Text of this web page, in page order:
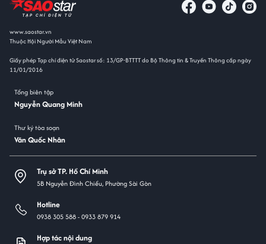
www.saostar.vn
Thuộc Hội Người Mẫu Việt Nam
Giấy phép Tạp chí điện tử Saostar số: 13/GP-BTTTT do Bộ Thông tin & Truyền Thông cấp ngày
11/01/2016
Tổng biên tập
Nguyễn Quang Minh
Thư ký tòa soạn
Văn Quốc Nhân
Trụ sở TP. Hồ Chí Minh
5B Nguyễn Đình Chiểu, Phường Sài Gòn
Hotline
0938 305 588 -0933 879 914
Hợp tác nội dung